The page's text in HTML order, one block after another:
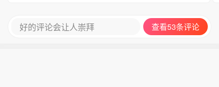
好的评论会让人崇拜 查看53条评论